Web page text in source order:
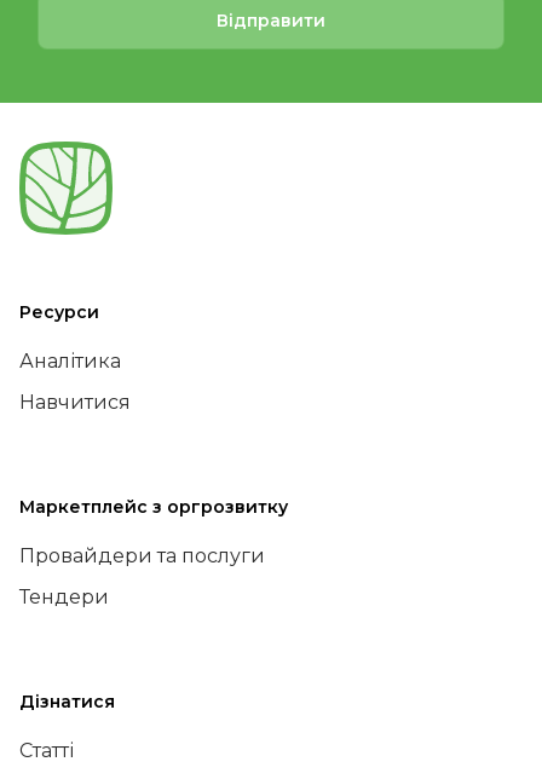
Відправити
Ресурси
Аналітика
Навчитися
Маркетплейс з оргрозвитку
Провайдери та послуги
Тендери
Дізнатися
Статті